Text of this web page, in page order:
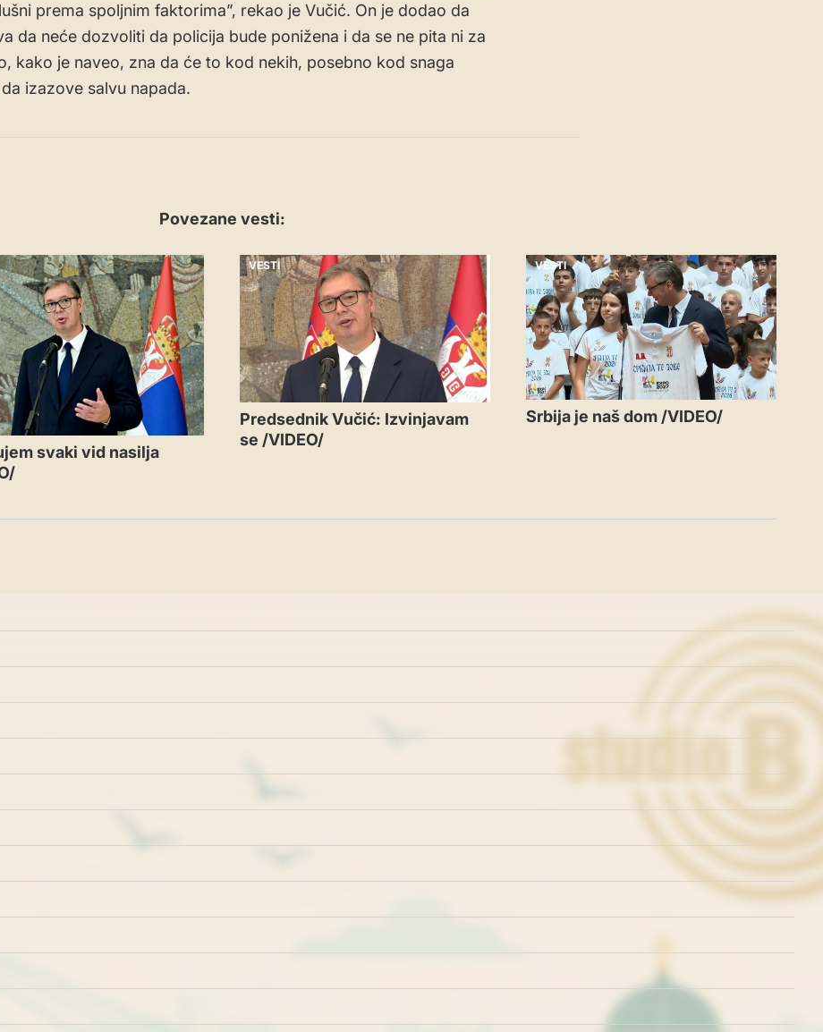
prema spoljnim faktorima”, rekao je Vučić. On je dodao da
da neće dozvoliti da policija bude ponižena i da se ne pita ni za
kako je naveo, zna da će to kod nekih, posebno kod snaga
izazove salvu napada.
Povezane vesti:
svaki vid nasilja
VESTI
Predsednik Vučić: Izvinjavam
se /VIDEO/
VESTI
Srbija je naš dom /VIDEO/